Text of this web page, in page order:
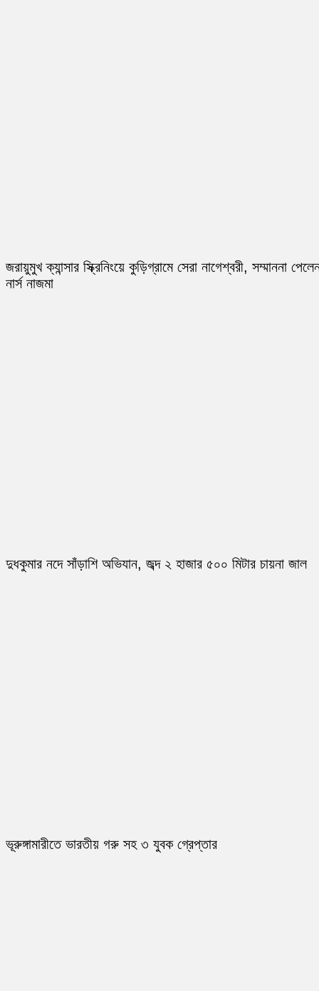
জরায়ুমুখ ক্যান্সার স্ক্রিনিংয়ে কুড়িগ্রামে সেরা নাগেশ্বরী, সম্মাননা
নার্স নাজমা
দুধকুমার নদে সাঁড়াশি অভিযান, জব্দ ২ হাজার ৫০০ মিটার চায়না জাল
ভূরুঙ্গামারীতে ভারতীয় গরু সহ ৩ যুবক গ্রেপ্তার